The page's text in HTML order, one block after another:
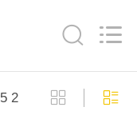
HOME
Machinery
Co.,
Rights
2 5 metal detecting machines